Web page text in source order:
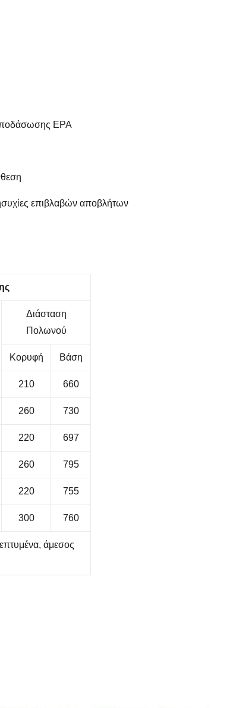
EPA
επιβλαβών αποβλήτων
Διάσταση
Πολωνού
Κορυφή Βάση
210 660
260 730
220 697
260 795
220 755
300 760
άμεσος